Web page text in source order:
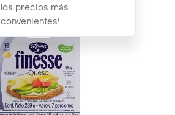
los precios más
convenientes!